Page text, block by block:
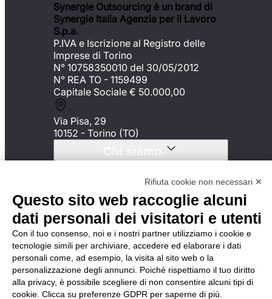
Synergie Outsourcing è un brand di
Synergie Italia Agenzia per il Lavoro
S.p.a.
P.IVA e Iscrizione al Registro delle
Imprese di Torino
N° 10758350010 del 30/05/2012
N° REA TO - 1159499
Capitale Sociale € 50.000,00
Via Pisa, 29
10152 - Torino (TO)
Chi siamo
Synergie Outsourcing
Certificazioni
Etica e Trasparenza
Le nostre soluzioni
Logistica & Handling
Facility Management &
Cleaning
Rifiuta cookie non necessari ✕
Questo sito web raccoglie alcuni
dati personali dei visitatori e utenti
Con il tuo consenso, noi e i nostri partner utilizziamo i cookie e
tecnologie simili per archiviare, accedere ed elaborare i dati
personali come, ad esempio, la visita al sito web o la
personalizzazione degli annunci. Poiché rispettiamo il tuo diritto
alla privacy, è possibile scegliere di non consentire alcuni tipi di
cookie. Clicca su preferenze GDPR per saperne di più.